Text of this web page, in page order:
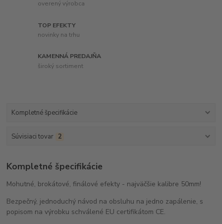
overený výrobca
TOP EFEKTY
novinky na trhu
KAMENNÁ PREDAJŇA
široký sortiment
Kompletné špecifikácie
Súvisiaci tovar 2
Kompletné špecifikácie
Mohutné, brokátové, finálové efekty - najväčšie kalibre 50mm!
Bezpečný, jednoduchý návod na obsluhu na jedno zapálenie, s
popisom na výrobku schválené EU certifikátom CE.